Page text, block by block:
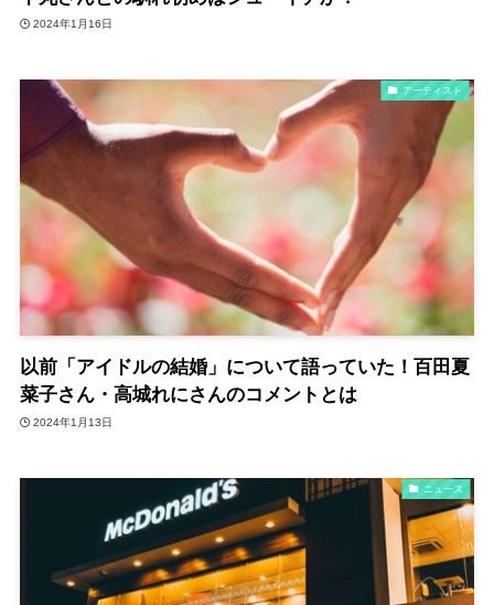
2024年1月16日
アーティスト
以前「アイドルの結婚」について語っていた！百田夏
菜子さん・高城れにさんのコメントとは
2024年1月13日
ニュース